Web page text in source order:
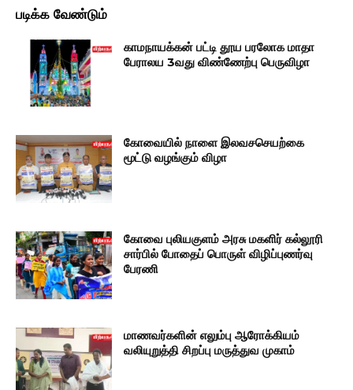
படிக்க வேண்டும்
காமநாயக்கன் பட்டி தூய பரலோக மாதா
பேராலய 3வது விண்ணேற்பு பெருவிழா
கோவையில் நாளை இலவசசெயற்கை
மூட்டு வழங்கும் விழா
கோவை புலியகுளம் அரசு மகளிர் கல்லூரி
சார்பில் போதைப் பொருள் விழிப்புணர்வு
பேரணி
மாணவர்களின் எலும்பு ஆரோக்கியம்
வலியுறுத்தி சிறப்பு மருத்துவ முகாம்